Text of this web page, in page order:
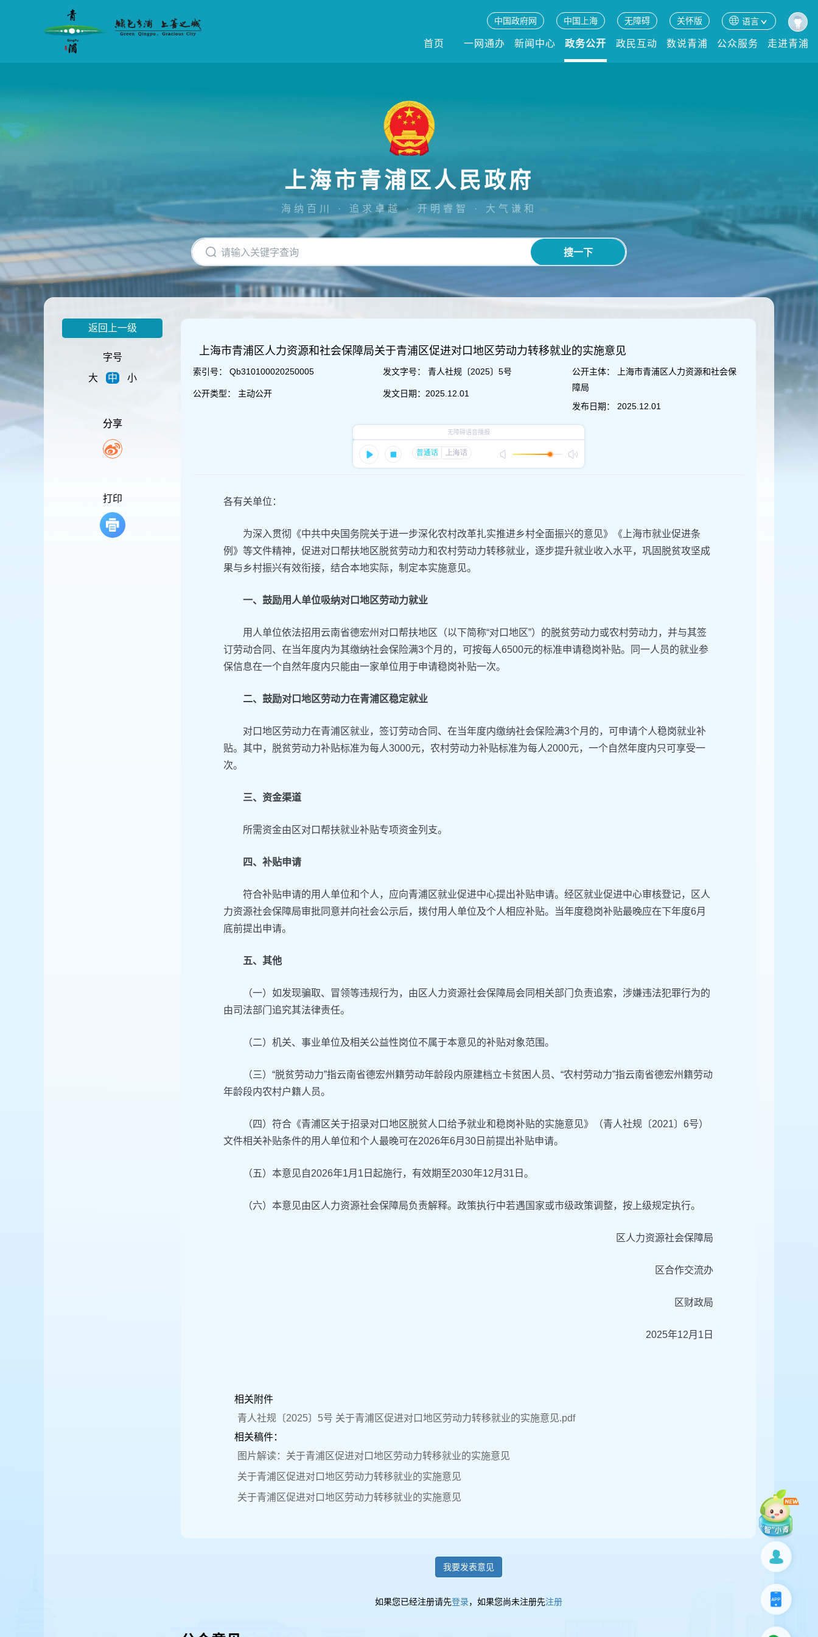
网
主
要
内
容
区
域
中国政府网 中国上海 无障碍 关怀版 语言
首页 一网通办 新闻中心 政务公开 政民互动 数说青浦 公众服务 走进青浦
上海市青浦区人民政府
海纳百川 · 追求卓越 · 开明睿智 · 大气谦和
搜一下
返回上一级
字号
大
中 小
分享
打印
上海市青浦区人力资源和社会保障局关于青浦区促进对口地区劳动力转移就业的实施意见
索引号： Qb310100020250005
公开类型： 主动公开
发文字号： 青人社规〔2025〕5号
发文日期： 2025.12.01
公开主体：
上海市青浦区人力资源和社会保
障局
发布日期：
2025.12.01
各有关单位：
为深入贯彻《中共中央国务院关于进一步深化农村改革扎实推进乡村全面振兴的意见》《上海市就业促进条
例》等文件精神，促进对口帮扶地区脱贫劳动力和农村劳动力转移就业，逐步提升就业收入水平，巩固脱贫攻坚成
果与乡村振兴有效衔接，结合本地实际，制定本实施意见。
一、鼓励用人单位吸纳对口地区劳动力就业
用人单位依法招用云南省德宏州对口帮扶地区（以下简称“对口地区”）的脱贫劳动力或农村劳动力，并与其签
订劳动合同、在当年度内为其缴纳社会保险满3个月的，可按每人6500元的标准申请稳岗补贴。同一人员的就业参
保信息在一个自然年度内只能由一家单位用于申请稳岗补贴一次。
二、鼓励对口地区劳动力在青浦区稳定就业
对口地区劳动力在青浦区就业，签订劳动合同、在当年度内缴纳社会保险满3个月的，可申请个人稳岗就业补
贴。其中，脱贫劳动力补贴标准为每人3000元，农村劳动力补贴标准为每人2000元，一个自然年度内只可享受一
次。
三、资金渠道
所需资金由区对口帮扶就业补贴专项资金列支。
四、补贴申请
符合补贴申请的用人单位和个人，应向青浦区就业促进中心提出补贴申请。经区就业促进中心审核登记，区人
力资源社会保障局审批同意并向社会公示后，拨付用人单位及个人相应补贴。当年度稳岗补贴最晚应在下年度6月
底前提出申请。
五、其他
（一）如发现骗取、冒领等违规行为，由区人力资源社会保障局会同相关部门负责追索，涉嫌违法犯罪行为的
由司法部门追究其法律责任。
（二）机关、事业单位及相关公益性岗位不属于本意见的补贴对象范围。
（三）“脱贫劳动力”指云南省德宏州籍劳动年龄段内原建档立卡贫困人员、“农村劳动力”指云南省德宏州籍劳动
年龄段内农村户籍人员。
（四）符合《青浦区关于招录对口地区脱贫人口给予就业和稳岗补贴的实施意见》（青人社规〔2021〕6号）
文件相关补贴条件的用人单位和个人最晚可在2026年6月30日前提出补贴申请。
（五）本意见自2026年1月1日起施行，有效期至2030年12月31日。
（六）本意见由区人力资源社会保障局负责解释。政策执行中若遇国家或市级政策调整，按上级规定执行。
区人力资源社会保障局
区合作交流办
区财政局
2025年12月1日
相关附件
青人社规〔2025〕5号 关于青浦区促进对口地区劳动力转移就业的实施意见.pdf
相关稿件：
图片解读：关于青浦区促进对口地区劳动力转移就业的实施意见
关于青浦区促进对口地区劳动力转移就业的实施意见
关于青浦区促进对口地区劳动力转移就业的实施意见
我要发表意见
如果您已经注册请先登录，如果您尚未注册先注册